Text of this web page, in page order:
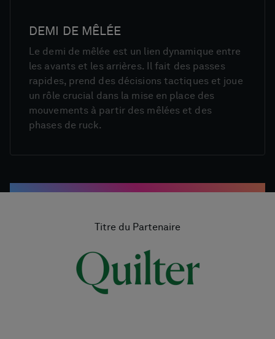
DEMI DE MÊLÉE
Le demi de mêlée est un lien dynamique entre
les avants et les arrières. Il fait des passes
rapides, prend des décisions tactiques et joue
un rôle crucial dans la mise en place des
mouvements à partir des mêlées et des
phases de ruck.
Titre du Partenaire